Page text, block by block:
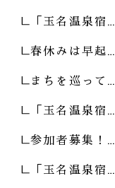
「玉名温泉宿…
春休みは早起…
まちを巡って…
「玉名温泉宿…
参加者募集！…
「玉名温泉宿…